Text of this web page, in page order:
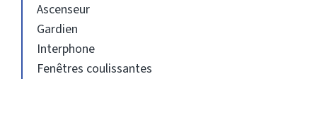
Ascenseur
Gardien
Interphone
Fenêtres coulissantes